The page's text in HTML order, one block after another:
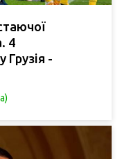
4
Грузія -